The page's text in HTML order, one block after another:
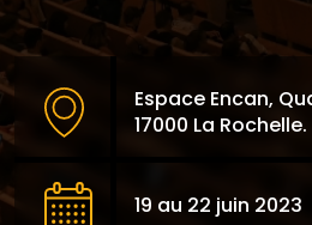
Espace Encan,
17000 La Rochelle.
19 au 22 juin 2023